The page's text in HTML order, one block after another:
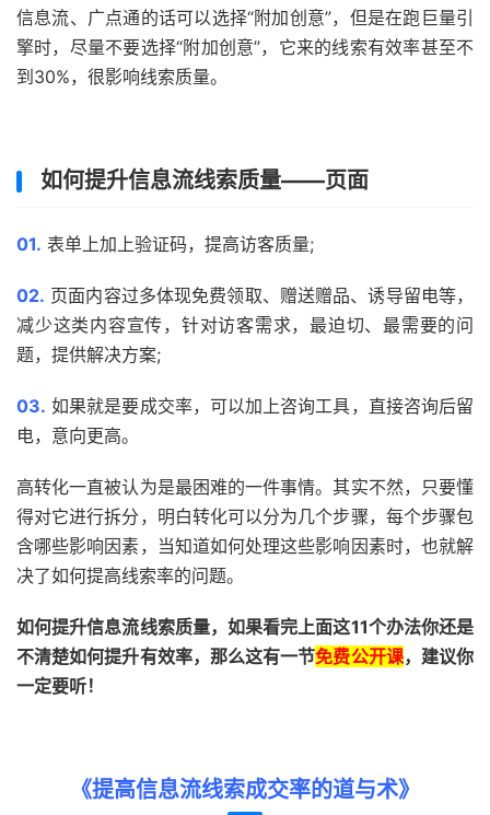
信息流、广点通的话可以选择“附加创意”，但是在跑巨量引
擎时，尽量不要选择“附加创意”，它来的线索有效率甚至不
到30%，很影响线索质量。
如何提升信息流线索质量——页面
01. 表单上加上验证码，提高访客质量;
02. 页面内容过多体现免费领取、赠送赠品、诱导留电等，
减少这类内容宣传，针对访客需求，最迫切、最需要的问
题，提供解决方案;
03. 如果就是要成交率，可以加上咨询工具，直接咨询后留
电，意向更高。
高转化一直被认为是最困难的一件事情。其实不然，只要懂
得对它进行拆分，明白转化可以分为几个步骤，每个步骤包
含哪些影响因素，当知道如何处理这些影响因素时，也就解
决了如何提高线索率的问题。
如何提升信息流线索质量，如果看完上面这11个办法你还是
不清楚如何提升有效率，那么这有一节免费公开课，建议你
一定要听！
《提高信息流线索成交率的道与术》